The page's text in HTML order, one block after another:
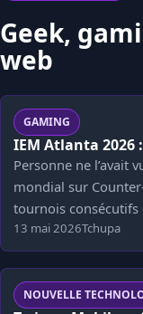
Geek,
web
GAMING
IEM Atlanta 2026
Personne ne l’avait
mondial sur
tournois consécutifs
13 mai 2026Tchupa
NOUVELLE